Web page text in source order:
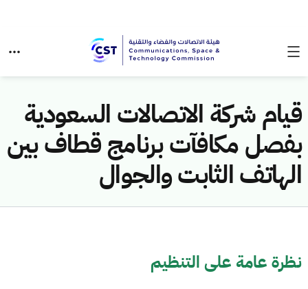
قيام شركة الاتصالات السعودية
بفصل مكافآت برنامج قطاف بين
الهاتف الثابت والجوال
نظرة عامة على التنظيم